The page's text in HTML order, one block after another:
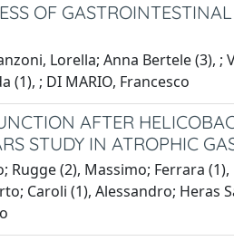
OF
Lorella; Anna Bertele (3),
(1), ; DI MARIO, Francesco
AFTER
STUDY IN ATROPHIC
Rugge (2), Massimo; Ferrara
Caroli (1), Alessandro; Heras